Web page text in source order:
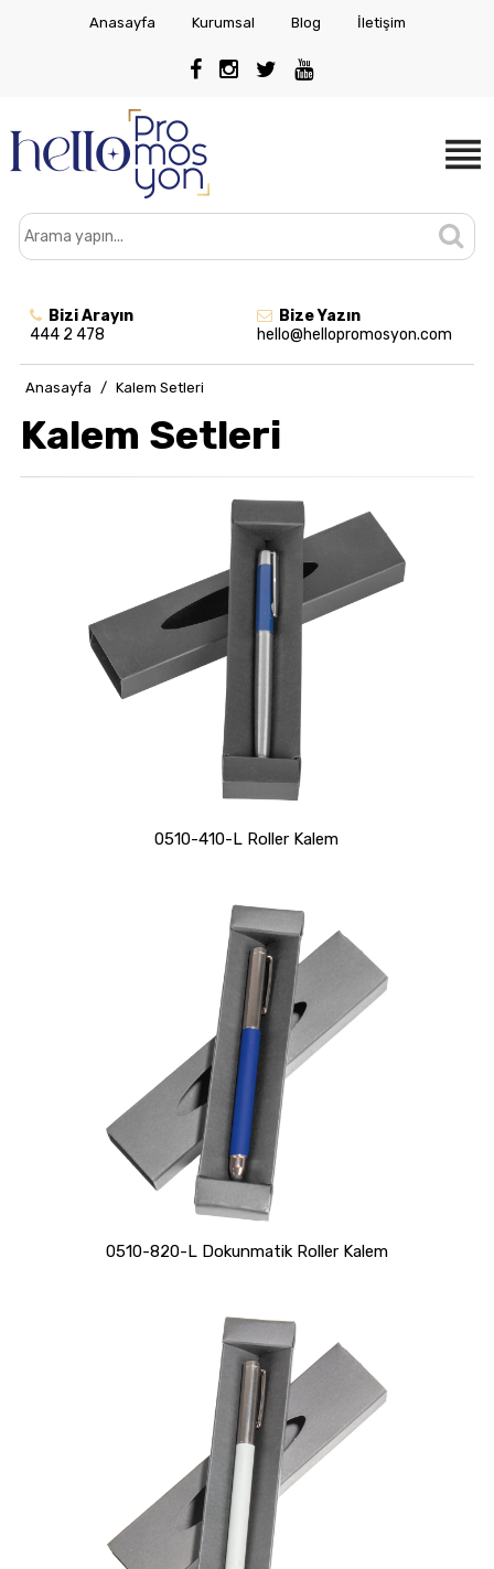
Anasayfa Kurumsal Blog İletişim
Bizi Arayın
444 2 478
Bize Yazın
hello@hellopromosyon.com
Anasayfa / Kalem Setleri
Kalem Setleri
0510-410-L Roller Kalem
0510-820-L Dokunmatik Roller Kalem